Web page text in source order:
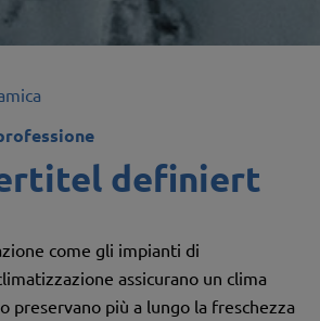
definiert
come gli impianti di
assicurano un clima
preservano più a lungo la freschezza